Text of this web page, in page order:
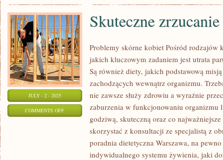
JULY - 2 - 2025
COMMENTS OFFON
SKUTECZNE
ZRZUCANIE
KILOGRAMÓW
Skuteczne
Problemy skórne kobiet Pośród rodzajów
jakich kluczowym zadaniem jest utrata
Są również diety, jakich podstawową
zachodzących wewnątrz organizmu.
nie zawsze służy zdrowiu a wyraźnie
zaburzenia w funkcjonowaniu organizmu
godziwą, skuteczną oraz co
skorzystać z konsultacji ze specjalistą z
poradnia dietetyczna Warszawa, na
indywidualnego systemu żywienia, jaki